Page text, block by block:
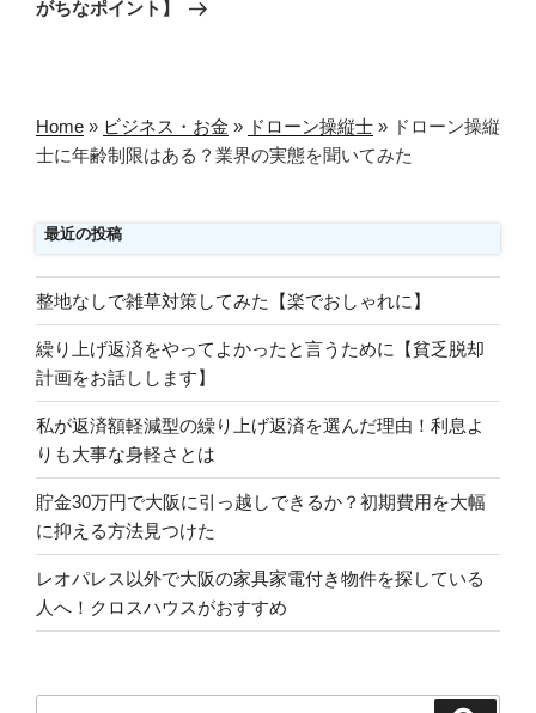
ー
がちなポイント】
Home » ビジネス・お金 » ドローン操縦士 » ドローン操縦
士に年齢制限はある？業界の実態を聞いてみた
最近の投稿
整地なしで雑草対策してみた【楽でおしゃれに】
繰り上げ返済をやってよかったと言うために【貧乏脱却
計画をお話しします】
私が返済額軽減型の繰り上げ返済を選んだ理由！利息よ
りも大事な身軽さとは
貯金30万円で大阪に引っ越しできるか？初期費用を大幅
に抑える方法見つけた
レオパレス以外で大阪の家具家電付き物件を探している
人へ！クロスハウスがおすすめ